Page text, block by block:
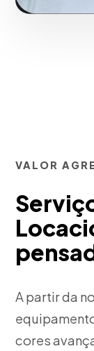
VALOR
A partir da
cores